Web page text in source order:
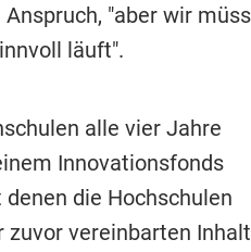
"aber wir
läuft".
alle vier Jahre
Innovationsfonds
die Hochschulen
zuvor vereinbarten